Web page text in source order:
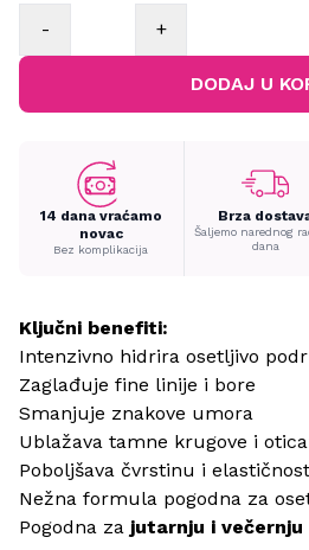
- +
DODAJ U
14 dana vraćamo
novac
Bez komplikacija
Brza
Šaljemo narednog
dana
Ključni benefiti:
Intenzivno hidrira osetljivo
Zaglađuje fine linije i bore
Smanjuje znakove umora
Ublažava tamne krugove i
Poboljšava čvrstinu i
Nežna formula pogodna za
Pogodna za jutarnju i večernju